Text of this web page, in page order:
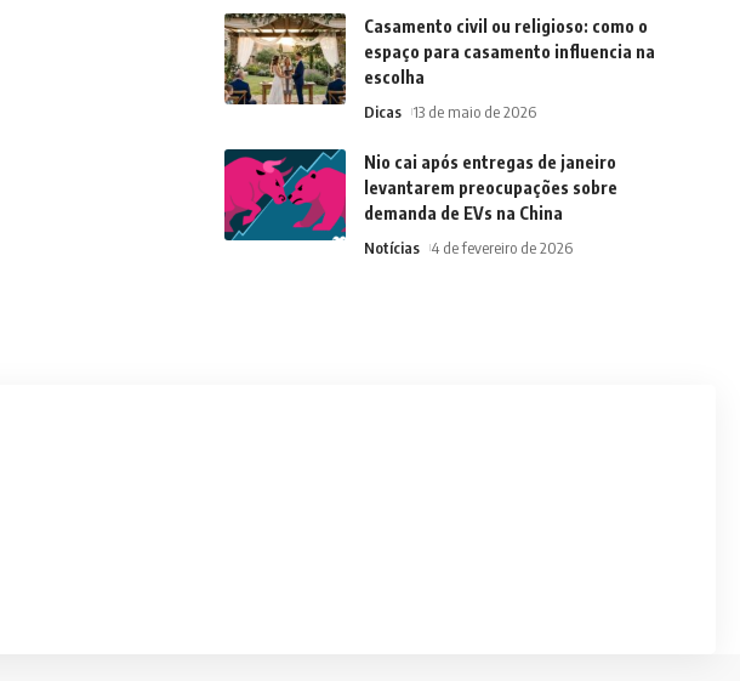
Casamento civil ou religioso: como o
espaço para casamento influencia na
escolha
Dicas 13 de maio de 2026
Nio cai após entregas de janeiro
levantarem preocupações sobre
demanda de EVs na China
Notícias 4 de fevereiro de 2026